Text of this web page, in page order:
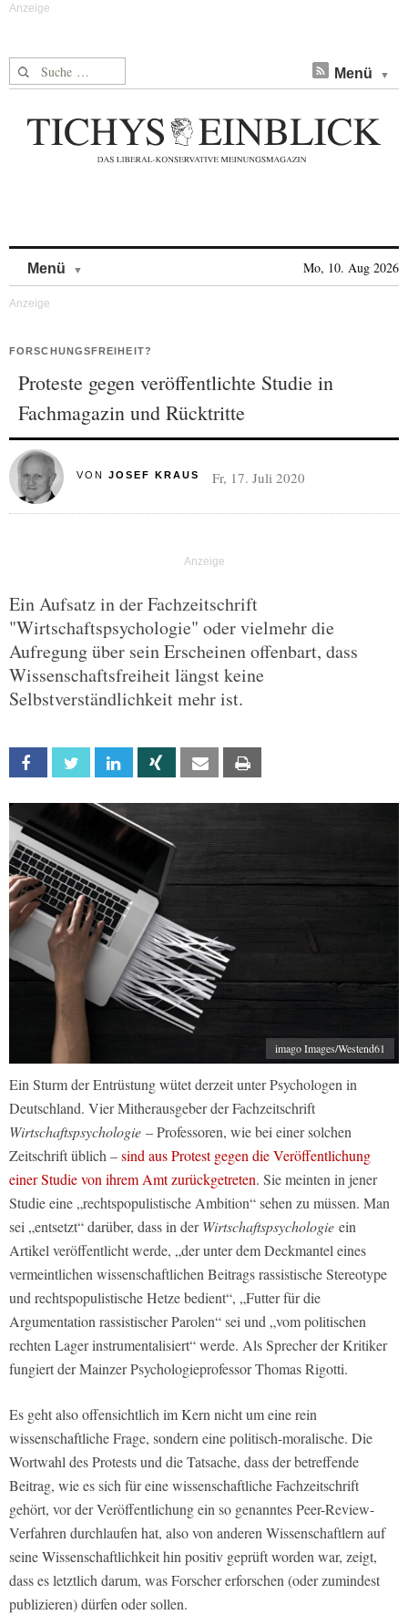
Suche nach: Menü
Menü Mo, 10. Aug 2026
FORSCHUNGSFREIHEIT?
Proteste gegen veröffentlichte Studie in
Fachmagazin und Rücktritte
VON JOSEF KRAUS Fr, 17. Juli 2020
Ein Aufsatz in der Fachzeitschrift
"Wirtschaftspsychologie" oder vielmehr die
Aufregung über sein Erscheinen offenbart, dass
Wissenschaftsfreiheit längst keine
Selbstverständlichkeit mehr ist.
Facebook Twitter Linkedin Xing Email
imago Images/Westend61
Ein Sturm der Entrüstung wütet derzeit unter Psychologen in
Deutschland. Vier Mitherausgeber der Fachzeitschrift
Wirtschaftspsychologie – Professoren, wie bei einer solchen
Zeitschrift üblich –sind aus Protest gegen die Veröffentlichung
einer Studie von ihrem Amt zurückgetreten. Sie meinten in jener
Studie eine „rechtspopulistische Ambition“ sehen zu müssen. Man
sei „entsetzt“ darüber, dass in derWirtschaftspsychologie ein
Artikel veröffentlicht werde, „der unter dem Deckmantel eines
vermeintlichen wissenschaftlichen Beitrags rassistische Stereotype
und rechtspopulistische Hetze bedient“, „Futter für die
Argumentation rassistischer Parolen“ sei und „vom politischen
rechten Lager instrumentalisiert“ werde. Als Sprecher der Kritiker
fungiert der Mainzer Psychologieprofessor Thomas Rigotti.
Es geht also offensichtlich im Kern nicht um eine rein
wissenschaftliche Frage, sondern eine politisch-moralische. Die
Wortwahl des Protests und die Tatsache, dass der betreffende
Beitrag, wie es sich für eine wissenschaftliche Fachzeitschrift
gehört, vor der Veröffentlichung ein so genanntes Peer-Review-
Verfahren durchlaufen hat, also von anderen Wissenschaftlern auf
seine Wissenschaftlichkeit hin positiv geprüft worden war, zeigt,
dass es letztlich darum, was Forscher erforschen (oder zumindest
publizieren) dürfen oder sollen.